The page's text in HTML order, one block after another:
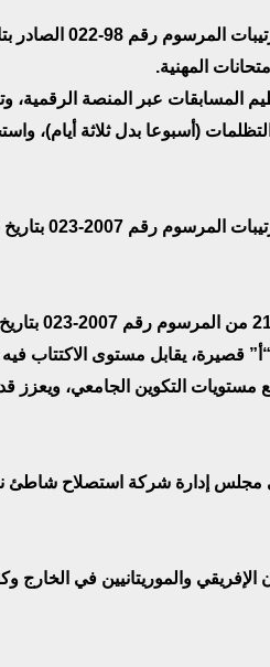
المهنية.
المسابقات عبر المنصة الرقمية،
(أسبوعا بدل ثلاثة أيام)،
قصيرة، يقابل مستوى الاكتتاب
مستويات التكوين الجامعي، ويعزز
مجلس إدارة شركة استصلاح شاطئ
والموريتانيين في الخارج